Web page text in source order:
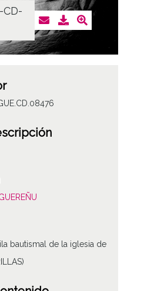
CD-
bautismal de la iglesia de